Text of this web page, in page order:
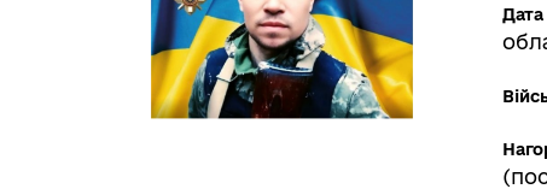
Виконавчий комітет
Дата